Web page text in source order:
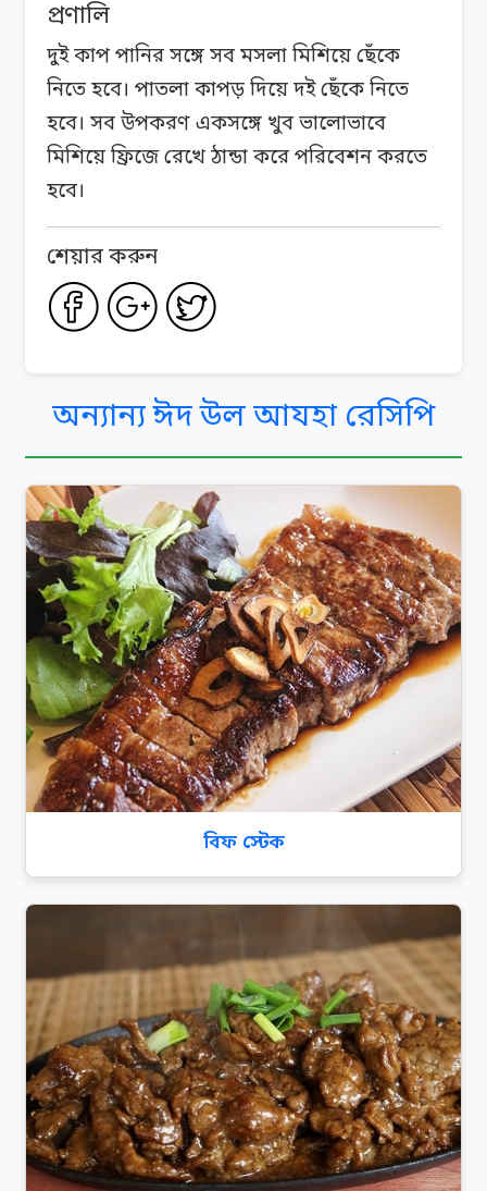
প্রণালি
দুই কাপ পানির সঙ্গে সব মসলা মিশিয়ে ছেঁকে
নিতে হবে। পাতলা কাপড় দিয়ে দই ছেঁকে নিতে
হবে। সব উপকরণ একসঙ্গে খুব ভালোভাবে
মিশিয়ে ফ্রিজে রেখে ঠান্ডা করে পরিবেশন করতে
হবে।
শেয়ার করুন
অন্যান্য ঈদ উল আযহা রেসিপি
বিফ স্টেক